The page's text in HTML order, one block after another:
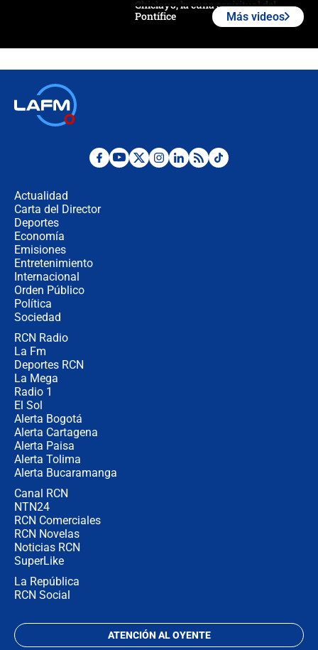
Chiclayo, la cuna espiritual del
Pontífice
sacerdote en la posesión de Abelardo
¿La posesión de Abelardo De la
Más videos
Actualidad
Carta del Director
Deportes
Economía
Emisiones
Entretenimiento
Internacional
Orden Público
Política
Sociedad
RCN Radio
La Fm
Deportes RCN
La Mega
Radio 1
El Sol
Alerta Bogotá
Alerta Cartagena
Alerta Paisa
Alerta Tolima
Alerta Bucaramanga
Canal RCN
NTN24
RCN Comerciales
RCN Novelas
Noticias RCN
SuperLike
La República
RCN Social
ATENCIÓN AL OYENTE